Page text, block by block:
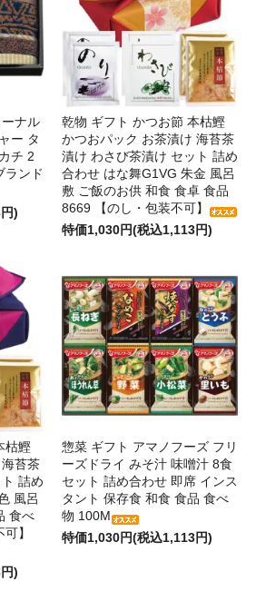
ナル
ー タ
チ 2
ランド
)
乾物 ギフト かつお節 本枯鰹
かつおパック お茶漬け 海苔茶
漬け わさび茶漬け セット 詰め
合わせ はな舞G1VG 朱金 風呂
敷 ご飯のお供 和食 食卓 食品
8669 【のし・包装不可】
特価1,030円(税込1,113円)
枯鰹
苔茶
詰め
風呂
食べ
】
)
惣菜 ギフト アマノフーズ フリ
ーズドライ みそ汁 味噌汁 8食
セット 詰め合わせ 即席 インス
タント 保存食 和食 食品 食べ
物 100M
特価1,030円(税込1,113円)